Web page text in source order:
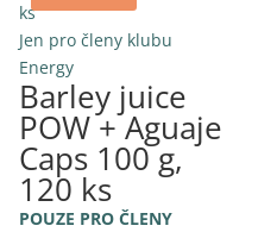
Jen pro členy klubu
Energy
Barley juice
POW + Aguaje
Caps 100 g,
120 ks
POUZE PRO ČLENY